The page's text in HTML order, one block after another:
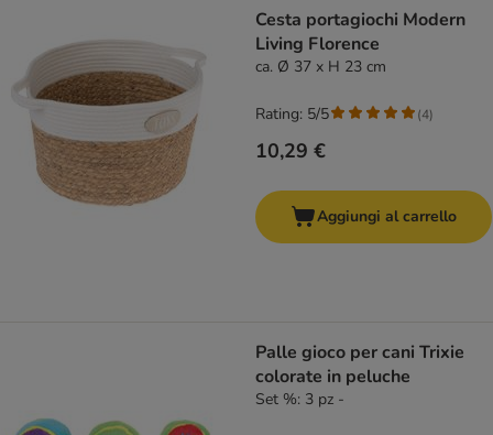
Cesta portagiochi Modern
Living Florence
ca. Ø 37 x H 23 cm
10,29 €
Rating: 5/5 (4)
Aggiungi al carrello
Palle gioco per cani Trixie
colorate in peluche
Set %: 3 pz -